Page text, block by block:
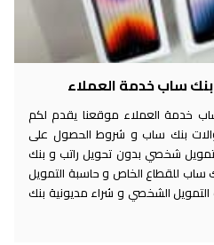
ساب خدمة العملاء
خدمة العملاء موقعنا يقدم لكم
بنك ساب و شروط الحصول على
شخصي بدون تحويل راتب و بنك
للقطاع الخاص و حاسبة التمويل
الشخصي و شراء مديونية بنك